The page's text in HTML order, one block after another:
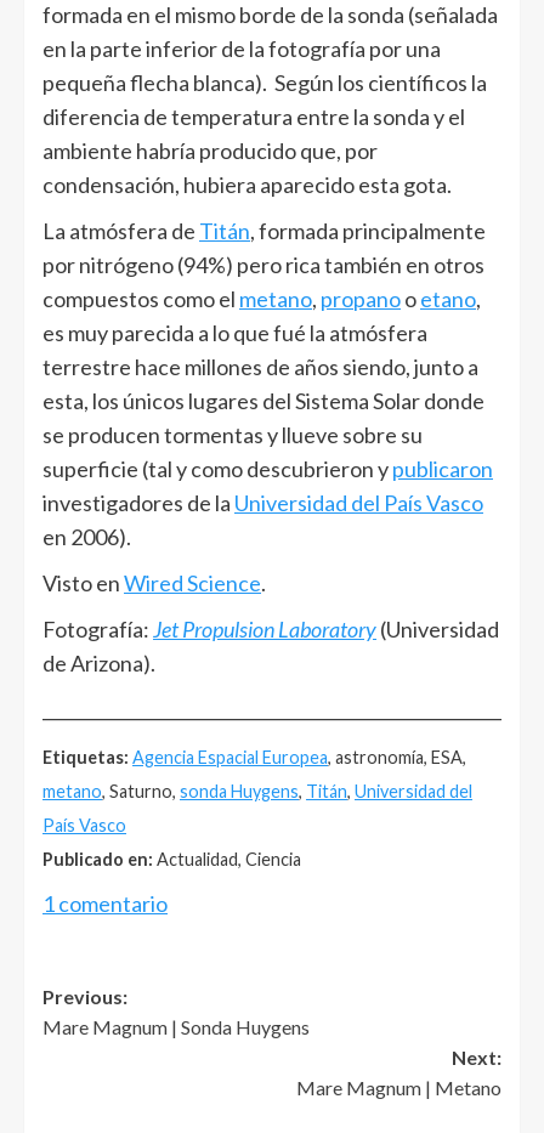
formada en el mismo borde de la sonda (señalada
en la parte inferior de la fotografía por una
pequeña flecha blanca). Según los científicos la
diferencia de temperatura entre la sonda y el
ambiente habría producido que, por
condensación, hubiera aparecido esta gota.
La atmósfera de Titán, formada principalmente
por nitrógeno (94%) pero rica también en otros
compuestos como el metano, propanooetano,
es muy parecida a lo que fué la atmósfera
terrestre hace millones de años siendo, junto a
esta, los únicos lugares del Sistema Solar donde
se producen tormentas y llueve sobre su
superficie (tal y como descubrieron ypublicaron
investigadores de la Universidad del País Vasco
en 2006).
Visto enWired Science.
Fotografía:Jet Propulsion Laboratory(Universidad
de Arizona).
Etiquetas: Agencia Espacial Europea, astronomía, ESA,
metano, Saturno, sonda Huygens, Titán, Universidad del
País Vasco
Publicado en: Actualidad, Ciencia
1 comentario
Post
navigation
Previous:
Mare Magnum | Sonda Huygens
Next:
Mare Magnum | Metano